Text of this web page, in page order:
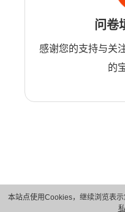
本站点使用Cookies，继续浏览表
问卷
感谢您的支持与关
的
版权所有 © 华为技术有限公司